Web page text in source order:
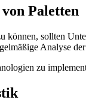
Paletten
können, sollten
Analyse
zu